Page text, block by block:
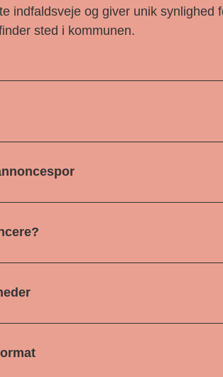
indfaldsveje og giver unik synlighed
sted i kommunen.